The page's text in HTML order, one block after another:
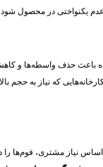
یکنواختی در محصول شود.
باعث حذف واسطه‌ها و
که نیاز به حجم
اساس نیاز مشتری، فوم‌ها را